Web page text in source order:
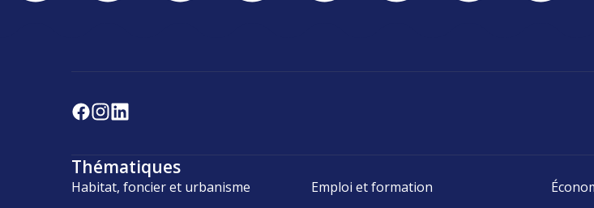
Thématiques
Habitat, foncier et urbanisme Emploi et formation